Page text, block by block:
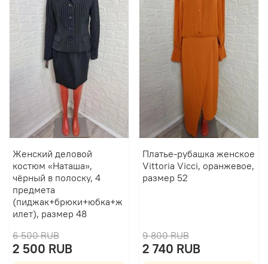
Женский деловой
костюм «Наташа»,
чёрный в полоску, 4
предмета
(пиджак+брюки+юбка+ж
илет), размер 48
6 500 RUB
2 500 RUB
Платье-рубашка женское
Vittoria Vicci, оранжевое,
размер 52
9 800 RUB
2 740 RUB